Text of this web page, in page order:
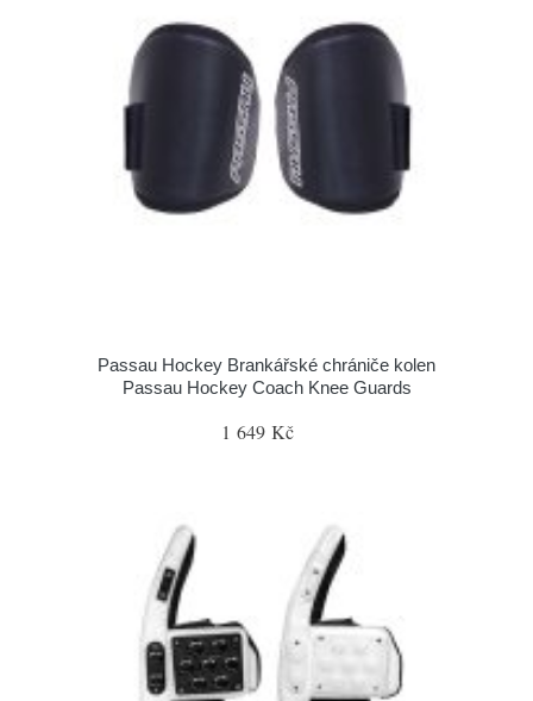
Passau Hockey Brankářské chrániče kolen
Passau Hockey Coach Knee Guards
1 649 Kč